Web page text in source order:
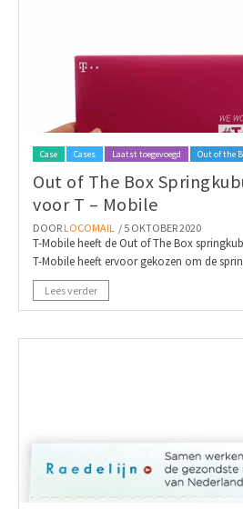
Case Cases Laatst toegevoegd Out of the
Out of The Box
voor T – Mobile
DOOR LOCOMAIL / 5 OKTOBER 2020
T-Mobile heeft de Out of The Box
T-Mobile heeft ervoor gekozen om de
Lees verder